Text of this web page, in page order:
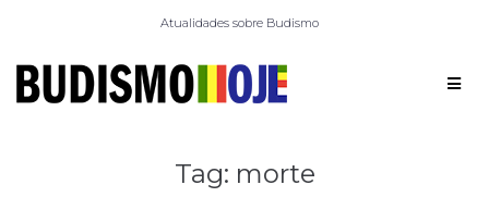
Atualidades sobre Budismo
Tag: morte